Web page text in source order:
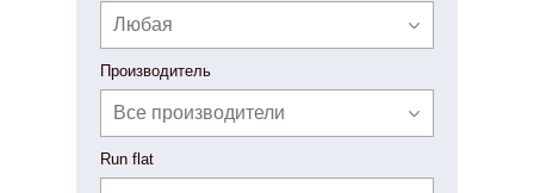
Любая
Производитель
Все производители
Run flat